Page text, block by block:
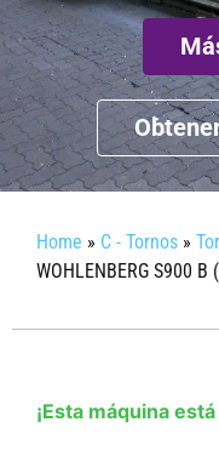
Home » C - Tornos »
WOHLENBERG S900 B
¡Esta máquina